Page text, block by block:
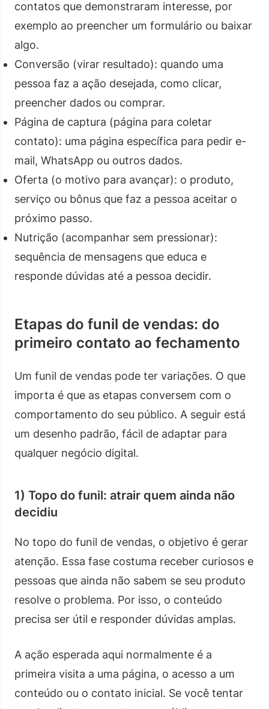
contatos que demonstraram interesse, por
exemplo ao preencher um formulário ou baixar
algo.
Conversão (virar resultado): quando uma
pessoa faz a ação desejada, como clicar,
preencher dados ou comprar.
Página de captura (página para coletar
contato): uma página específica para pedir e-
mail, WhatsApp ou outros dados.
Oferta (o motivo para avançar): o produto,
serviço ou bônus que faz a pessoa aceitar o
próximo passo.
Nutrição (acompanhar sem pressionar):
sequência de mensagens que educa e
responde dúvidas até a pessoa decidir.
Etapas do funil de vendas: do
primeiro contato ao fechamento
Um funil de vendas pode ter variações. O que
importa é que as etapas conversem com o
comportamento do seu público. A seguir está
um desenho padrão, fácil de adaptar para
qualquer negócio digital.
1) Topo do funil: atrair quem ainda não
decidiu
No topo do funil de vendas, o objetivo é gerar
atenção. Essa fase costuma receber curiosos e
pessoas que ainda não sabem se seu produto
resolve o problema. Por isso, o conteúdo
precisa ser útil e responder dúvidas amplas.
A ação esperada aqui normalmente é a
primeira visita a uma página, o acesso a um
conteúdo ou o contato inicial. Se você tentar